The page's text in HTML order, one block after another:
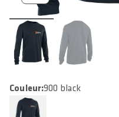
Couleur:900 black